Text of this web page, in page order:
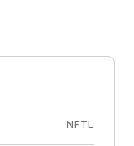
NFTL